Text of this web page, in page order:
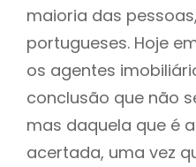
maioria das
portugueses. Hoje
os agentes
conclusão que não
mas daquela que é
acertada, uma vez